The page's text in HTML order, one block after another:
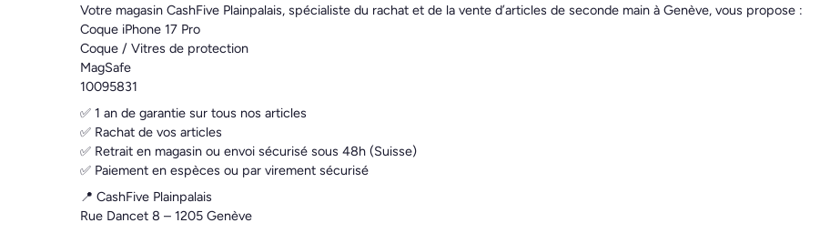
Votre magasin CashFive Plainpalais, spécialiste du rachat et de la vente d’articles de seconde main à Genève, vous propose :
Coque iPhone 17 Pro
Coque / Vitres de protection
MagSafe
10095831
✅ 1 an de garantie sur tous nos articles
✅ Rachat de vos articles
✅ Retrait en magasin ou envoi sécurisé sous 48h (Suisse)
✅ Paiement en espèces ou par virement sécurisé
📍 CashFive Plainpalais
Rue Dancet 8 – 1205 Genève